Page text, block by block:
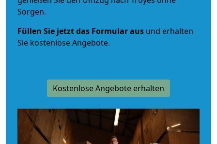
Sorgen.
Füllen Sie jetzt das Formular aus und erhalten
Sie kostenlose Angebote.
Kostenlose Angebote erhalten